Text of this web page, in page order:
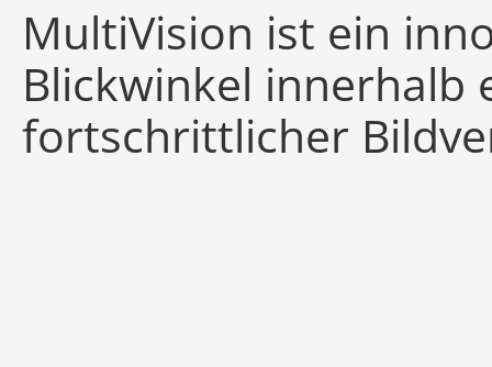
MultiVision ist ein
Blickwinkel innerhalb
fortschrittlicher